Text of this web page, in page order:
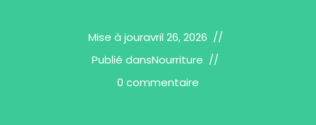
Mise à jouravril 26, 2026
Publié dansNourriture
0 commentaire